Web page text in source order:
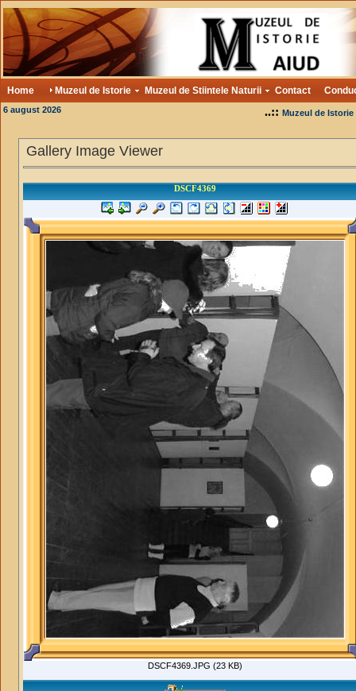
Home Muzeul de Istorie Muzeul de Stiintele Naturii Contact
6 august 2026 ..:: Muzeul de Istorie
Gallery Image Viewer
DSCF4369
DSCF4369.JPG (23 KB)